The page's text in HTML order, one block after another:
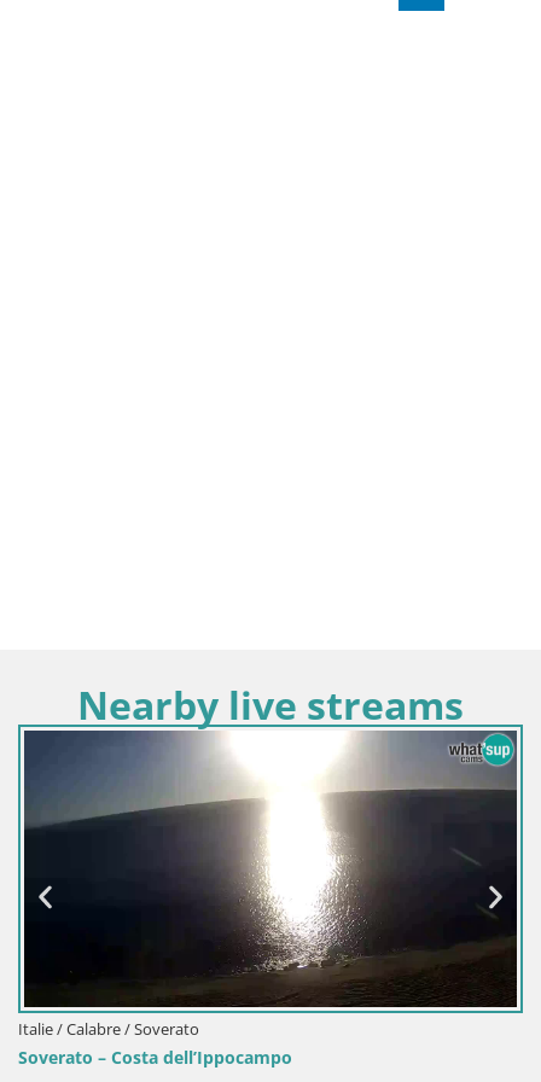
Nearby live streams
Italie / Calabre / Soverato
Soverato – Costa dell’Ippocampo